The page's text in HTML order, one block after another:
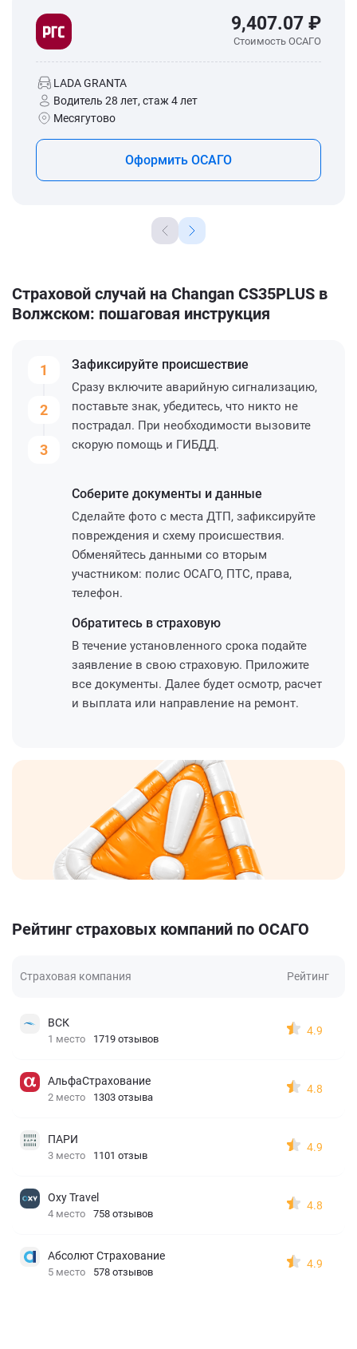
9,407.07 ₽
Стоимость ОСАГО
LADA GRANTA
Водитель 28 лет, стаж 4 лет
Месягутово
Оформить ОСАГО
Страховой случай на Changan CS35PLUS в
Волжском: пошаговая инструкция
1
2
3
Зафиксируйте происшествие
Сразу включите аварийную сигнализацию,
поставьте знак, убедитесь, что никто не
пострадал. При необходимости вызовите
скорую помощь и ГИБДД.
Соберите документы и данные
Сделайте фото с места ДТП, зафиксируйте
повреждения и схему происшествия.
Обменяйтесь данными со вторым
участником: полис ОСАГО, ПТС, права,
телефон.
Обратитесь в страховую
В течение установленного срока подайте
заявление в свою страховую. Приложите
все документы. Далее будет осмотр, расчет
и выплата или направление на ремонт.
Рейтинг страховых компаний по ОСАГО
Страховая компания Рейтинг
ВСК
1 место 1719 отзывов
4.9
АльфаСтрахование
2 место 1303 отзыва
4.8
ПАРИ
3 место 1101 отзыв
4.9
Oxy Travel
4 место 758 отзывов
4.8
Абсолют Страхование
5 место 578 отзывов
4.9